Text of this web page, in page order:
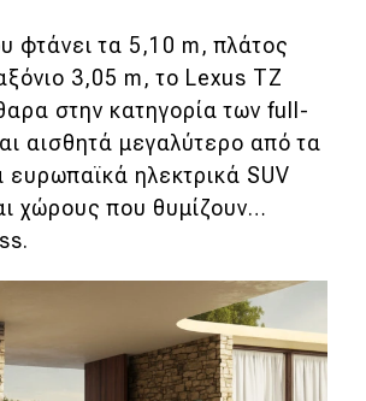
φτάνει τα 5,10 m, πλάτος
3,05 m, το Lexus TZ
στην κατηγορία των full-
αισθητά μεγαλύτερο από τα
ευρωπαϊκά ηλεκτρικά SUV
χώρους που θυμίζουν…